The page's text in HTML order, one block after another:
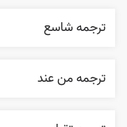
ترجمه شاسع
ترجمه من عند